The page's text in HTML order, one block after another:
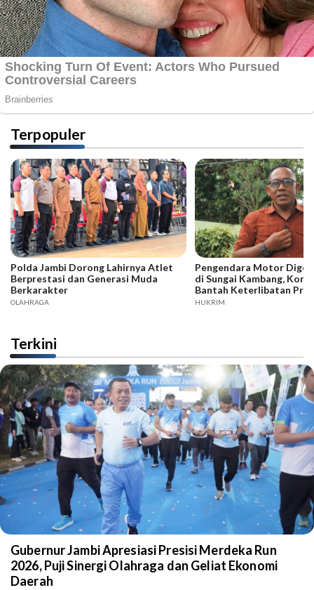
Terpopuler
Polda Jambi Dorong Lahirnya Atlet
Berprestasi dan Generasi Muda
Berkarakter
OLAHRAGA
Pengendara Motor
di Sungai Kambang,
Bantah Keterlibatan
HUKRIM
Terkini
Gubernur Jambi Apresiasi Presisi Merdeka Run
2026, Puji Sinergi Olahraga dan Geliat Ekonomi
Daerah